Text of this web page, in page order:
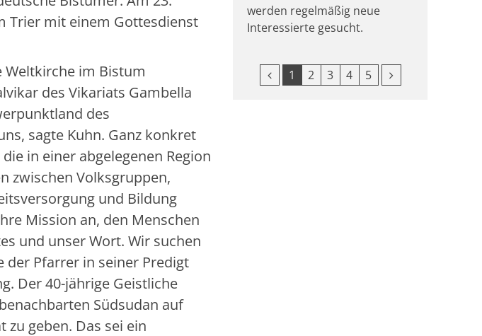
Trier mit einem Gottesdienst
Weltkirche im Bistum
des Vikariats Gambella
des
sagte Kuhn. Ganz konkret
in einer abgelegenen Region
zwischen Volksgruppen,
und Bildung
Mission an, den Menschen
und unser Wort. Wir suchen
der Pfarrer in seiner Predigt
Der 40-jährige Geistliche
Südsudan auf
geben. Das sei ein
werden regelmäßig neue
Interessierte gesucht.
Vorherige Seite
1 2 3 4 5 Nächste Seite